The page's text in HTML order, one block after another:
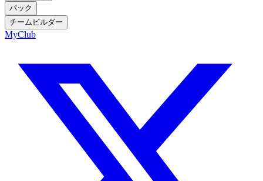
パック
チームビルダー
MyClub